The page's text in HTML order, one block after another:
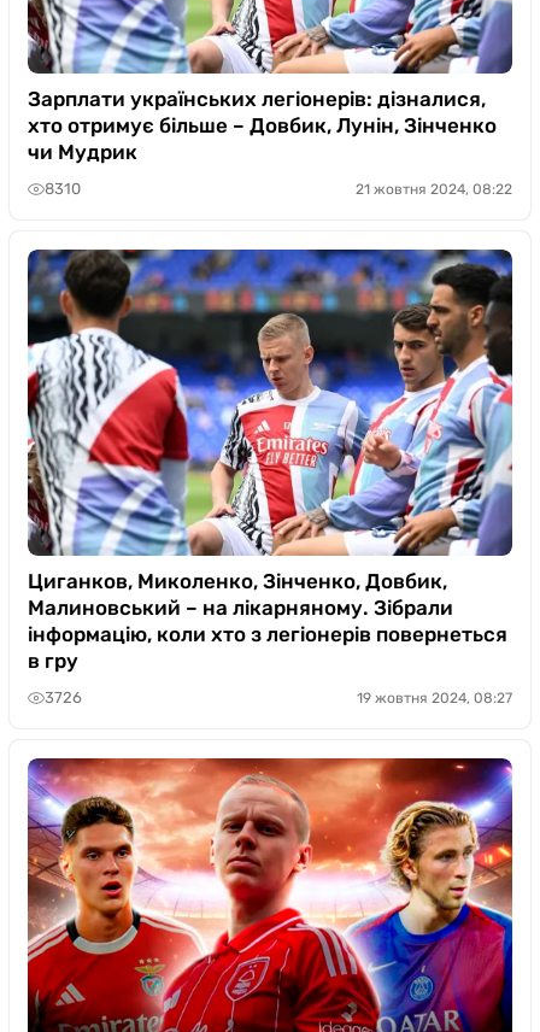
Зарплати українських легіонерів: дізналися,
хто отримує більше – Довбик, Лунін, Зінченко
чи Мудрик
8310 21 жовтня 2024, 08:22
Циганков, Миколенко, Зінченко, Довбик,
Малиновський – на лікарняному. Зібрали
інформацію, коли хто з легіонерів повернеться
в гру
3726 19 жовтня 2024, 08:27